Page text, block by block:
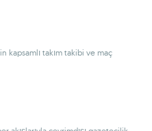
kapsamlı takım takibi ve maç